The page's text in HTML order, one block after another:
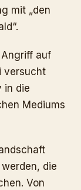
mit „den
auf
versucht
in die
Mediums
die
Von